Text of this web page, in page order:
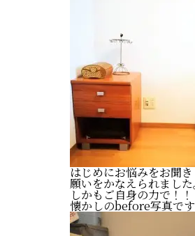
はじめにお悩みをお聞
願いをかなえられました
しかもご自身の力で！！
懐かしのbefore写真で